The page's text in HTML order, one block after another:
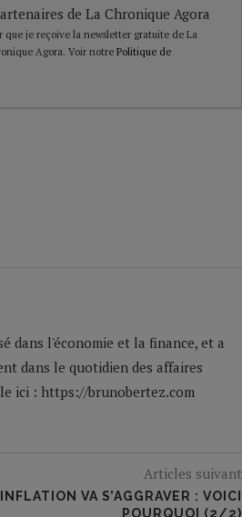
de La Chronique Agora
que je reçoive la newsletter gratuite de La
Agora. Voir notre Politique de
dans l'économie et la finance, et a
dans le quotidien des affaires
ici : https://brunobertez.com
Articles suivant
VA S’AGGRAVER : VOICI
POURQUOI (2/2)